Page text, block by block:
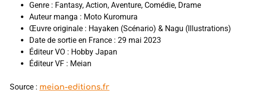
Genre : Fantasy, Action, Aventure, Comédie, Drame
Auteur manga : Moto Kuromura
Œuvre originale : Hayaken (Scénario) & Nagu (Illustrations)
Date de sortie en France : 29 mai 2023
Éditeur VO : Hobby Japan
Éditeur VF : Meian
Source : meian-editions.fr